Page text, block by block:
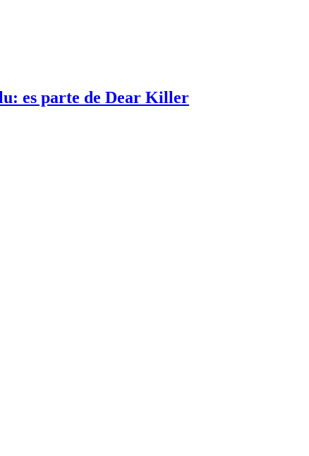
es parte de Dear Killer